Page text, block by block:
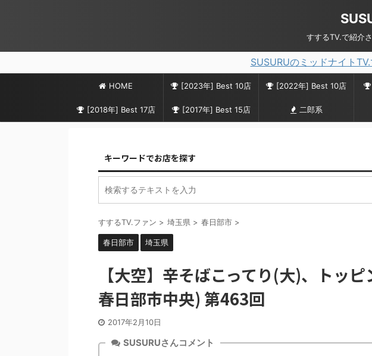
すするTV.で紹介
SUSURUのミッドナイト
HOME [2023年] Best 10店 [2022年] Best 10店
[2018年] Best 17店 [2017年] Best 15店 二郎系
キーワードでお店を探す
すするTV.ファン > 埼玉県 > 春日部市 >
春日部市 埼玉県
【大空】辛そばこってり(大)、トッ
春日部市中央) 第463回
2017年2月10日
SUSURUさんコメント